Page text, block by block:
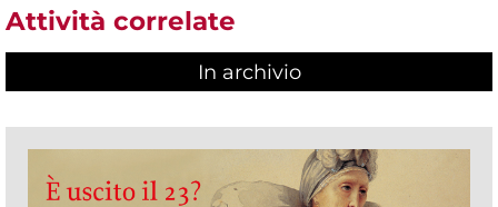
Attività correlate
In archivio